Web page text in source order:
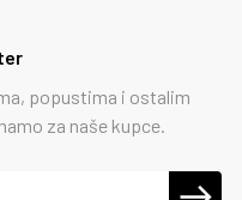
popustima i ostalim
za naše kupce.